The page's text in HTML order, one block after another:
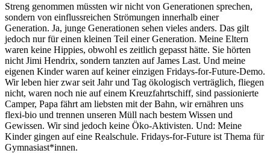
Streng genommen müssten wir nicht von Generationen sprechen,
sondern von einflussreichen Strömungen innerhalb einer
Generation. Ja, junge Generationen sehen vieles anders. Das gilt
jedoch nur für einen kleinen Teil einer Generation. Meine Eltern
waren keine Hippies, obwohl es zeitlich gepasst hätte. Sie hörten
nicht Jimi Hendrix, sondern tanzten auf James Last. Und meine
eigenen Kinder waren auf keiner einzigen Fridays-for-Future-Demo.
Wir leben hier zwar seit Jahr und Tag ökologisch verträglich, fliegen
nicht, waren noch nie auf einem Kreuzfahrtschiff, sind passionierte
Camper, Papa fährt am liebsten mit der Bahn, wir ernähren uns
flexi-bio und trennen unseren Müll nach bestem Wissen und
Gewissen. Wir sind jedoch keine Öko-Aktivisten. Und: Meine
Kinder gingen auf eine Realschule. Fridays-for-Future ist Thema für
Gymnasiast*innen.